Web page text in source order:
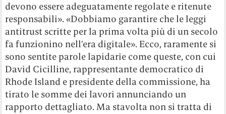
devono essere adeguatamente regolate e ritenute
responsabili». «Dobbiamo garantire che le leggi
antitrust scritte per la prima volta più di un secolo
fa funzionino nell’era digitale». Ecco, raramente si
sono sentite parole lapidarie come queste, con cui
David Cicilline, rappresentante democratico di
Rhode Island e presidente della commissione, ha
tirato le somme dei lavori annunciando un
rapporto dettagliato. Ma stavolta non si tratta di